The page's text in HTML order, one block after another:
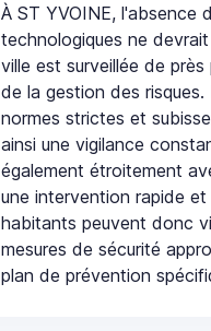
À ST YVOINE, l'absence
technologiques ne
ville est surveillée de
de la gestion des
normes strictes et
ainsi une vigilance
également étroitement
une intervention rapide
habitants peuvent donc
mesures de sécurité
plan de prévention